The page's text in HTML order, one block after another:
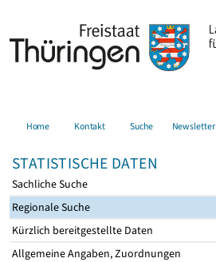
Home Kontakt Suche Newsletter
STATISTISCHE DATEN
Sachliche Suche
Regionale Suche
Kürzlich bereitgestellte Daten
Allgemeine Angaben, Zuordnungen